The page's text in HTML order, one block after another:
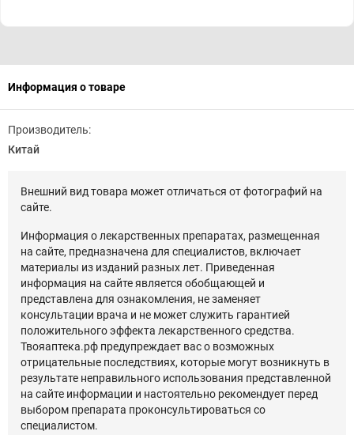
Информация о товаре
Производитель:
Китай
Внешний вид товара может отличаться от фотографий на
сайте.
Информация о лекарственных препаратах, размещенная
на сайте, предназначена для специалистов, включает
материалы из изданий разных лет. Приведенная
информация на сайте является обобщающей и
представлена для ознакомления, не заменяет
консультации врача и не может служить гарантией
положительного эффекта лекарственного средства.
Твояаптека.рф предупреждает вас о возможных
отрицательные последствиях, которые могут возникнуть в
результате неправильного использования представленной
на сайте информации и настоятельно рекомендует перед
выбором препарата проконсультироваться со
специалистом.